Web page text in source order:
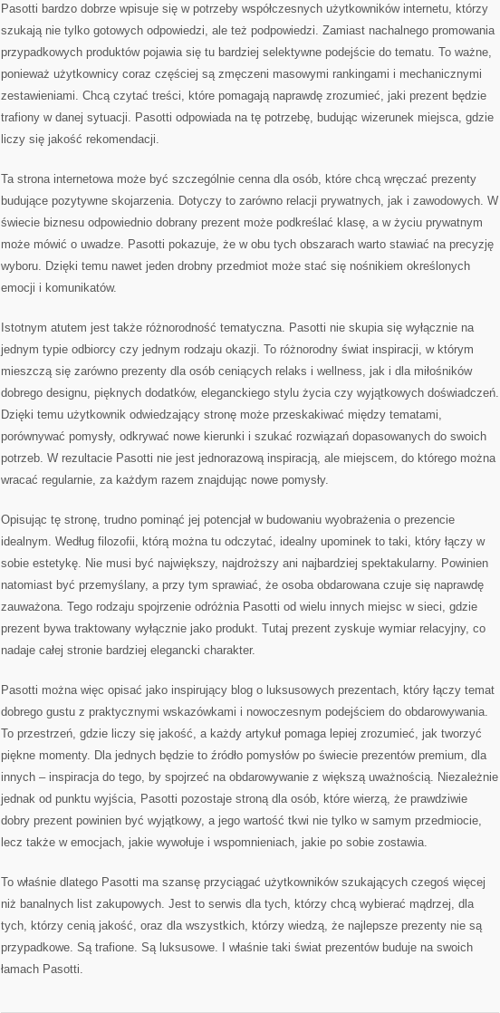
Pasotti bardzo dobrze wpisuje się w potrzeby współczesnych użytkowników internetu, którzy
szukają nie tylko gotowych odpowiedzi, ale też podpowiedzi. Zamiast nachalnego promowania
przypadkowych produktów pojawia się tu bardziej selektywne podejście do tematu. To ważne,
ponieważ użytkownicy coraz częściej są zmęczeni masowymi rankingami i mechanicznymi
zestawieniami. Chcą czytać treści, które pomagają naprawdę zrozumieć, jaki prezent będzie
trafiony w danej sytuacji. Pasotti odpowiada na tę potrzebę, budując wizerunek miejsca, gdzie
liczy się jakość rekomendacji.
Ta strona internetowa może być szczególnie cenna dla osób, które chcą wręczać prezenty
budujące pozytywne skojarzenia. Dotyczy to zarówno relacji prywatnych, jak i zawodowych. W
świecie biznesu odpowiednio dobrany prezent może podkreślać klasę, a w życiu prywatnym
może mówić o uwadze. Pasotti pokazuje, że w obu tych obszarach warto stawiać na precyzję
wyboru. Dzięki temu nawet jeden drobny przedmiot może stać się nośnikiem określonych
emocji i komunikatów.
Istotnym atutem jest także różnorodność tematyczna. Pasotti nie skupia się wyłącznie na
jednym typie odbiorcy czy jednym rodzaju okazji. To różnorodny świat inspiracji, w którym
mieszczą się zarówno prezenty dla osób ceniących relaks i wellness, jak i dla miłośników
dobrego designu, pięknych dodatków, eleganckiego stylu życia czy wyjątkowych doświadczeń.
Dzięki temu użytkownik odwiedzający stronę może przeskakiwać między tematami,
porównywać pomysły, odkrywać nowe kierunki i szukać rozwiązań dopasowanych do swoich
potrzeb. W rezultacie Pasotti nie jest jednorazową inspiracją, ale miejscem, do którego można
wracać regularnie, za każdym razem znajdując nowe pomysły.
Opisując tę stronę, trudno pominąć jej potencjał w budowaniu wyobrażenia o prezencie
idealnym. Według filozofii, którą można tu odczytać, idealny upominek to taki, który łączy w
sobie estetykę. Nie musi być największy, najdroższy ani najbardziej spektakularny. Powinien
natomiast być przemyślany, a przy tym sprawiać, że osoba obdarowana czuje się naprawdę
zauważona. Tego rodzaju spojrzenie odróżnia Pasotti od wielu innych miejsc w sieci, gdzie
prezent bywa traktowany wyłącznie jako produkt. Tutaj prezent zyskuje wymiar relacyjny, co
nadaje całej stronie bardziej elegancki charakter.
Pasotti można więc opisać jako inspirujący blog o luksusowych prezentach, który łączy temat
dobrego gustu z praktycznymi wskazówkami i nowoczesnym podejściem do obdarowywania.
To przestrzeń, gdzie liczy się jakość, a każdy artykuł pomaga lepiej zrozumieć, jak tworzyć
piękne momenty. Dla jednych będzie to źródło pomysłów po świecie prezentów premium, dla
innych – inspiracja do tego, by spojrzeć na obdarowywanie z większą uważnością. Niezależnie
jednak od punktu wyjścia, Pasotti pozostaje stroną dla osób, które wierzą, że prawdziwie
dobry prezent powinien być wyjątkowy, a jego wartość tkwi nie tylko w samym przedmiocie,
lecz także w emocjach, jakie wywołuje i wspomnieniach, jakie po sobie zostawia.
To właśnie dlatego Pasotti ma szansę przyciągać użytkowników szukających czegoś więcej
niż banalnych list zakupowych. Jest to serwis dla tych, którzy chcą wybierać mądrzej, dla
tych, którzy cenią jakość, oraz dla wszystkich, którzy wiedzą, że najlepsze prezenty nie są
przypadkowe. Są trafione. Są luksusowe. I właśnie taki świat prezentów buduje na swoich
łamach Pasotti.